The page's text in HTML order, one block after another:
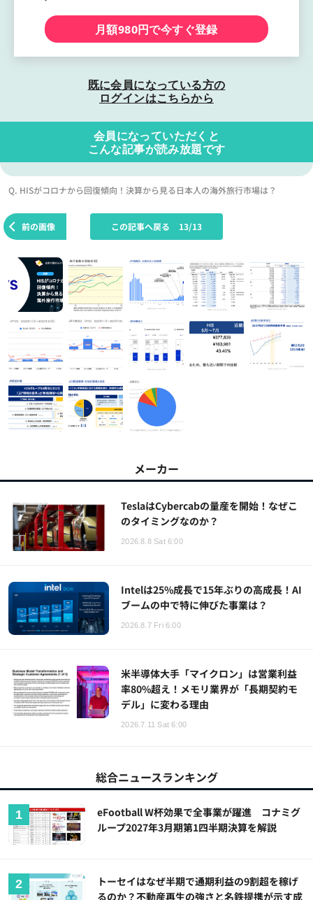
月額980円で今すぐ登録
既に会員になっている方の
ログインはこちらから
会員になっていただくと
こんな記事が読み放題です
Q. HISがコロナから回復傾向！決算から見る日本人の海外旅行市場は？
前の画像 この記事へ戻る 13/13
メーカー
TeslaはCybercabの量産を開始！なぜこ
のタイミングなのか？
2026.8.8 Sat 6:00
Intelは25%成長で15年ぶりの高成長！AI
ブームの中で特に伸びた事業は？
2026.8.7 Fri 6:00
米半導体大手「マイクロン」は営業利益
率80%超え！メモリ業界が「長期契約モ
デル」に変わる理由
2026.7.11 Sat 6:00
総合ニュースランキング
eFootball W杯効果で全事業が躍進 コナミグ
ループ2027年3月期第1四半期決算を解説
トーセイはなぜ半期で通期利益の9割超を稼げ
るのか？不動産再生の強さと名鉄提携が示す成